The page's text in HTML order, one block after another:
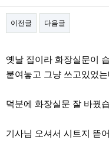
이전글 다음글
옛날 집이라 화장실문이
붙여놓고 그냥 쓰고있었는
덕분에 화장실문 잘 바꿨
기사님 오셔서 시트지 뜯